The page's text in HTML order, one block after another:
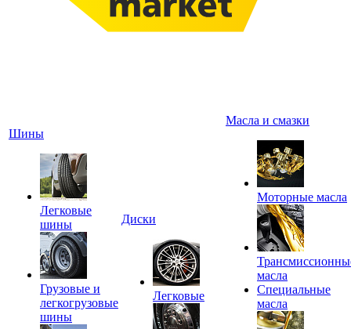
Шины
Легковые
шины
Грузовые и
легкогрузовые
шины
Диски
Легковые
Масла и смазки
Моторные масла
масла
Специальные
масла